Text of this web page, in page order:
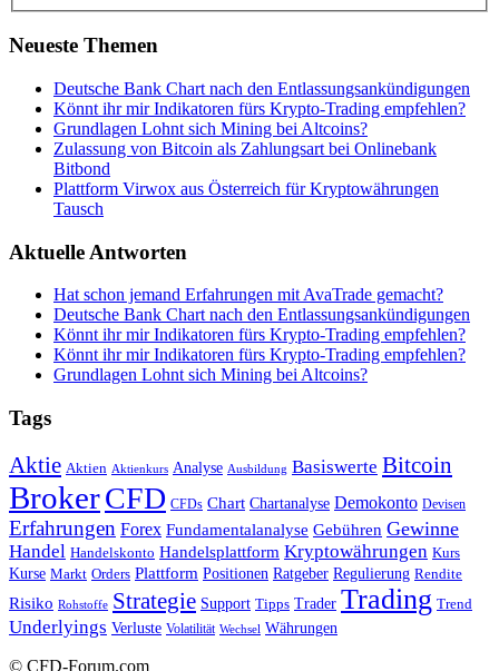
Neueste Themen
Deutsche Bank Chart nach den Entlassungsankündigungen
Könnt ihr mir Indikatoren fürs Krypto-Trading empfehlen?
Grundlagen Lohnt sich Mining bei Altcoins?
Zulassung von Bitcoin als Zahlungsart bei Onlinebank
Bitbond
Plattform Virwox aus Österreich für Kryptowährungen
Tausch
Aktuelle Antworten
Hat schon jemand Erfahrungen mit AvaTrade gemacht?
Deutsche Bank Chart nach den Entlassungsankündigungen
Könnt ihr mir Indikatoren fürs Krypto-Trading empfehlen?
Könnt ihr mir Indikatoren fürs Krypto-Trading empfehlen?
Grundlagen Lohnt sich Mining bei Altcoins?
Tags
Aktie Aktien Aktienkurs Analyse Ausbildung Basiswerte Bitcoin
BrokerCFD CFDs Chart Chartanalyse Demokonto Devisen
Erfahrungen Forex Fundamentalanalyse Gebühren Gewinne
Handel Handelskonto Handelsplattform Kryptowährungen Kurs
Kurse Markt Orders Plattform Positionen Ratgeber Regulierung Rendite
Risiko Rohstoffe Strategie Support Tipps Trader Trading Trend
Underlyings Verluste Volatilität Wechsel Währungen
© CFD-Forum.com